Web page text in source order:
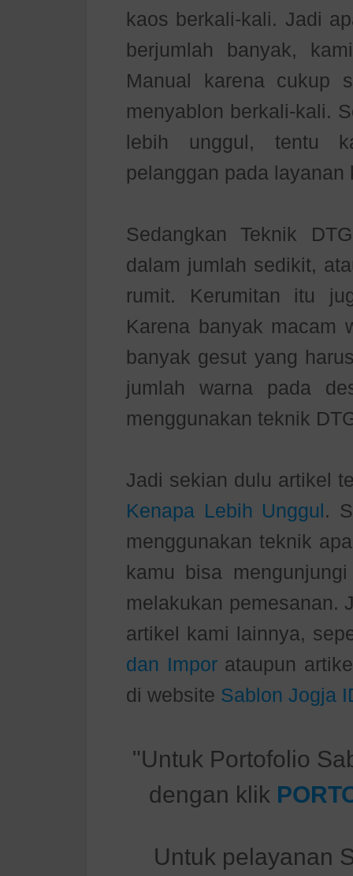
kaos berkali-kali. Jadi
berjumlah banyak,
Manual karena cukup
menyablon berkali-kali.
lebih unggul, tentu
pelanggan pada layanan
Sedangkan Teknik
dalam jumlah sedikit,
rumit. Kerumitan itu
Karena banyak macam
banyak gesut yang
jumlah warna pada
menggunakan teknik
Jadi sekian dulu artikel
Kenapa Lebih Unggul.
menggunakan teknik
kamu bisa
melakukan pemesanan.
artikel kami lainnya,
dan Imporataupun
di website Sablon Jogja
"Untuk Portofolio
dengan klik
Untuk pelayanan